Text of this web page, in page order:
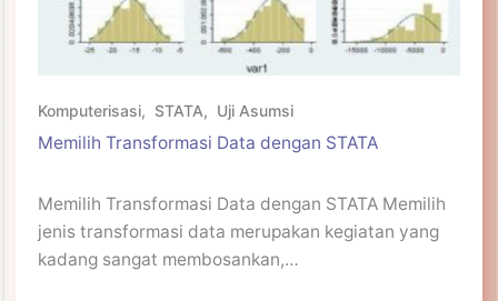
Komputerisasi, STATA, Uji Asumsi
Memilih Transformasi Data dengan STATA
Memilih Transformasi Data dengan STATA Memilih
jenis transformasi data merupakan kegiatan yang
kadang sangat membosankan,…